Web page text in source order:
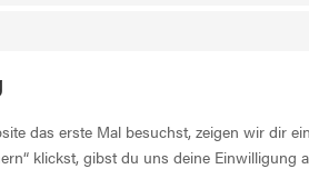
das erste Mal besuchst, zeigen wir dir
klickst, gibst du uns deine